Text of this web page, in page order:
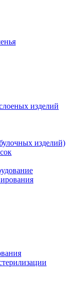
изделий
изделий)